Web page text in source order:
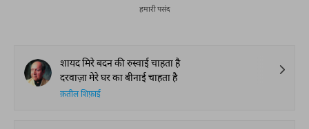
हमारी पसंद
शायद मिरे बदन की रुस्वाई चाहता है
दरवाज़ा मेरे घर का बीनाई चाहता है
क़तील शिफ़ाई